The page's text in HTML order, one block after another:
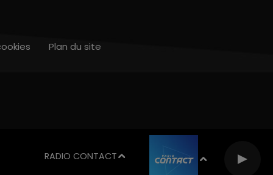
RADIO CONTACT
Plan du site